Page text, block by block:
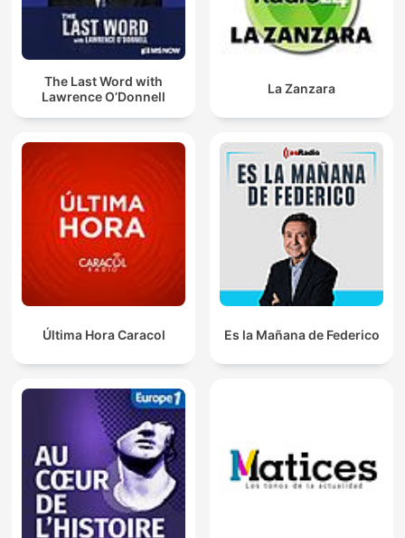
The Last Word with
Lawrence O’Donnell
La Zanzara
Última Hora Caracol Es la Mañana de Federico